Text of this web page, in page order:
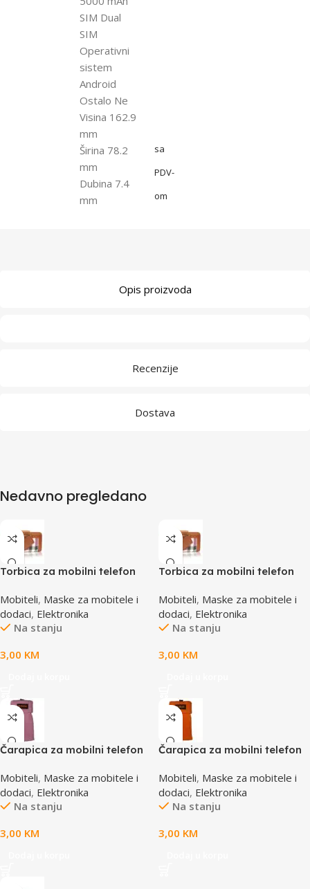
SIM Dual
SIM
Operativni
sistem
Android
Ostalo Ne
Visina 162.9
mm
Širina 78.2
mm
Dubina 7.4
mm
sa
PDV-
om
Opis proizvoda
Recenzije
Dostava
Nedavno pregledano
Torbica za mobilni telefon
110x45x17mm
Mobiteli, Maske za mobitele i
dodaci, Elektronika
Na stanju
3,00 KM
Torbica za mobilni telefon
110x43x17mm
Mobiteli, Maske za mobitele i
dodaci, Elektronika
Na stanju
3,00 KM
Čarapica za mobilni telefon
65x100mm
Mobiteli, Maske za mobitele i
dodaci, Elektronika
Na stanju
3,00 KM
Čarapica za mobilni telefon
65x100mm
Mobiteli, Maske za mobitele i
dodaci, Elektronika
Na stanju
3,00 KM